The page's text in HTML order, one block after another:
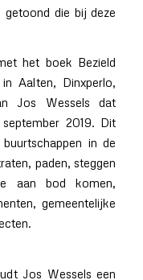
die bij deze
het boek Bezield
Aalten, Dinxperlo,
Jos Wessels dat
2019. Dit
in de
paden, steggen
aan bod komen,
gemeentelijke
Jos Wessels een